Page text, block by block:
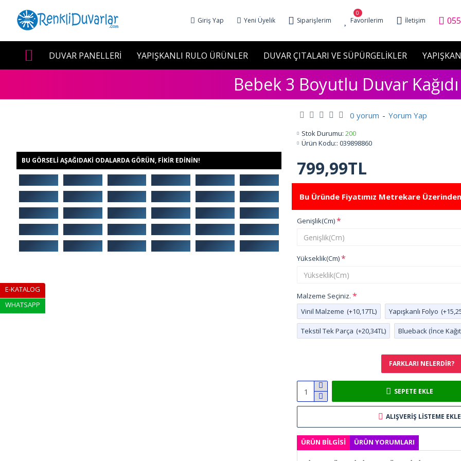
Giriş Yap Yeni Üyelik Siparişlerim Favorilerim
0
İletişim
DUVAR PANELLERİ YAPIŞKANLI RULO ÜRÜNLER DUVAR ÇITALARI VE SÜPÜRGELİKLER
Bebek 3 Boyutlu Duvar Kağıdı
BU GÖRSELI AŞAĞIDAKI ODALARDA GÖRÜN, FIKIR EDININ!
FARKLARI NELERDIR?
Bu Üründe Fiyatımız Metrekare
Stok Durumu: 200
Ürün Kodu:: 039898860
0 yorum - Yorum Yap
799,99TL
Genişlik(Cm)
Yükseklik(Cm)
Malzeme Seçiniz.
Vinil Malzeme (+10,17TL) Yapışkanlı Folyo
Tekstil Tek Parça (+20,34TL) Blueback (İnce
SEPETE EKLE
ALIŞVERIŞ LISTEME EKLE
ÜRÜN BILGISI ÜRÜN YORUMLARI
E-KATALOG
WHATSAPP